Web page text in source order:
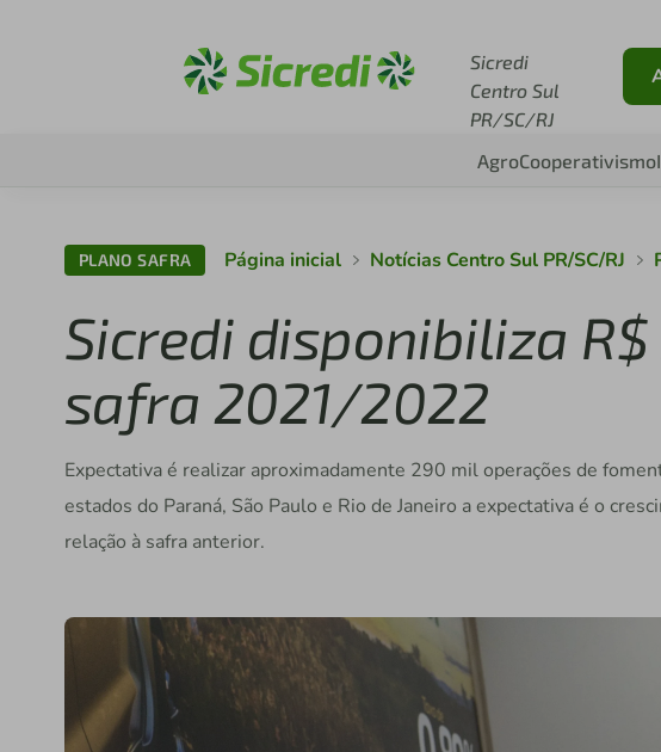
Sicredi
Centro Sul
PR/SC/RJ
AgroCooperativismo
PLANO SAFRA Página inicial Notícias Centro Sul PR/SC/RJ
Sicredi disponibiliza
safra 2021/2022
Expectativa é realizar aproximadamente 290 mil operações de
estados do Paraná, São Paulo e Rio de Janeiro a expectativa é o
relação à safra anterior.